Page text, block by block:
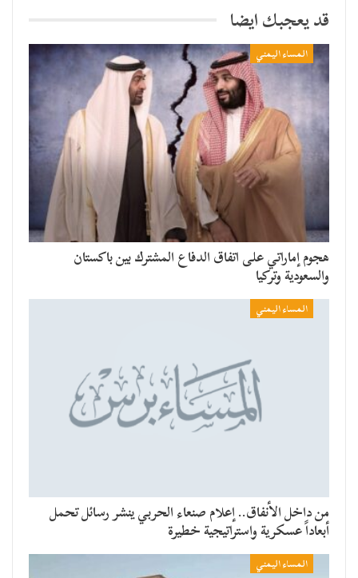
قد يعجبك ايضا
المساء اليمني
هجوم إماراتي على اتفاق الدفاع المشترك بين باكستان
والسعودية وتركيا
المساء اليمني
من داخل الأنفاق.. إعلام صنعاء الحربي ينشر رسائل تحمل
أبعاداً عسكرية واستراتيجية خطيرة
المساء اليمني